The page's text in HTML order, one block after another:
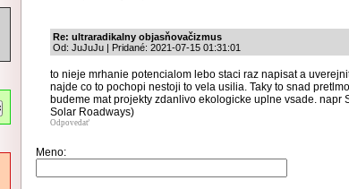
Re: ultraradikalny objasňovačizmus
Od: JuJuJu | Pridané: 2021-07-15 01:31:01
to nieje mrhanie potencialom lebo staci raz napisat a
najde co to pochopi nestoji to vela usilia. Taky to snad
budeme mat projekty zdanlivo ekologicke uplne vsade. napr
Solar Roadways)
Odpovedať
Meno: